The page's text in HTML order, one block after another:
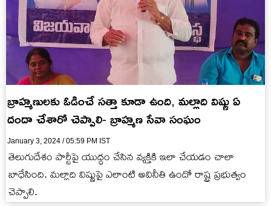
బ్రాహ్మణులకు ఓడించే సత్తా కూడా ఉంది, మల్లాది విష్ణు ఏ
దందా చేశారో చెప్పాలి- బ్రాహ్మణ సేవా సంఘం
January 3, 2024 / 05:59 PM IST
తెలుగుదేశం పార్టీపై యుద్ధం చేసిన వ్యక్తికి ఇలా చేయడం చాలా
బాధేసింది. మల్లాది విష్ణుపై ఎలాంటి అవినీతి ఉందో రాష్ట్ర ప్రభుత్వం
చెప్పాలి.